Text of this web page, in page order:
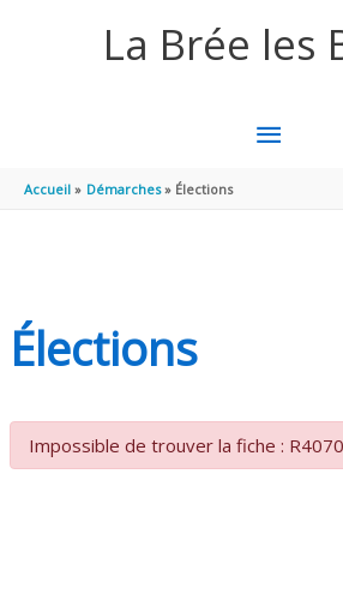
La Brée les
MENU
Accueil Démarches Élections
Élections
Impossible de trouver la fiche :